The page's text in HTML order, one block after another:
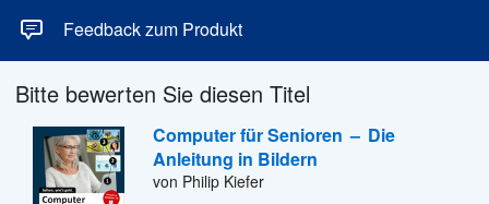
Feedback zum Produkt
Bitte bewerten Sie diesen Titel
Computer für Senioren – Die
Anleitung in Bildern
von Philip Kiefer